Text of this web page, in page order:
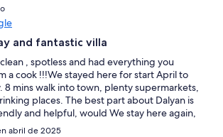
and fantastic villa
, spotless and had everything you
a cook !!!We stayed here for start April to
mins walk into town, plenty supermarkets,
places. The best part about Dalyan is
and helpful, would We stay here again,
as I write this. Th
abril de 2025